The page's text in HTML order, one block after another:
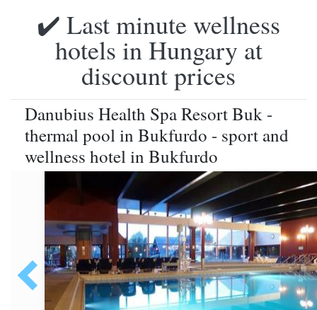
✔️ Last minute wellness
hotels in Hungary at
discount prices
Danubius Health Spa Resort Buk -
thermal pool in Bukfurdo - sport and
wellness hotel in Bukfurdo